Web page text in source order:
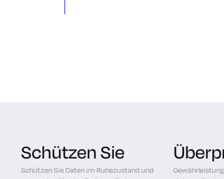
Schützen Sie
Schützen Sie Daten im Ruhezustand und